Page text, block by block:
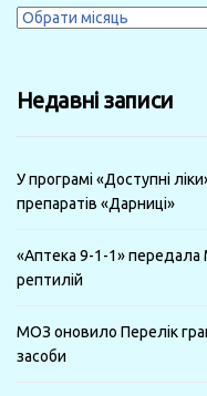
Журнали
місяці
Недавні записи
У програмі «Доступні
препаратів «Дарниці»
«Аптека 9-1-1» передала
рептилій
МОЗ оновило Перелік
засоби